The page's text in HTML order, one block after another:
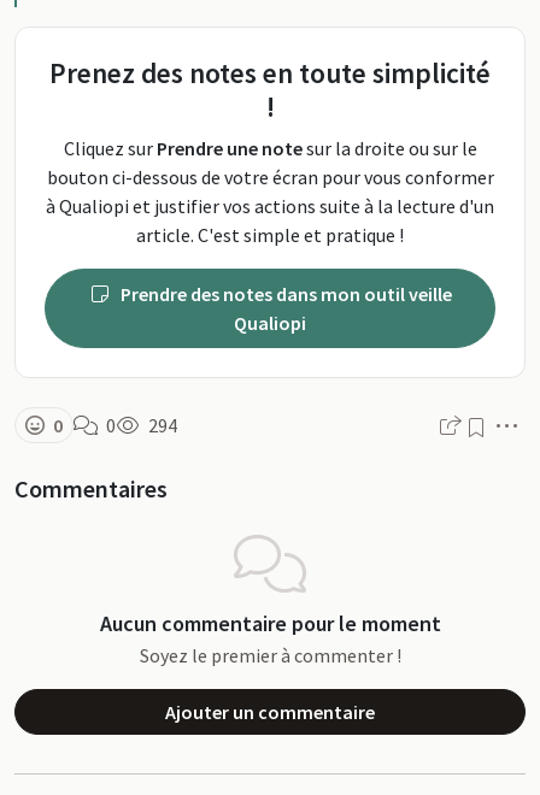
Prenez des notes en toute simplicité
!
Cliquez sur Prendre une notesur la droite ou sur le
bouton ci-dessous de votre écran pour vous conformer
à Qualiopi et justifier vos actions suite à la lecture d'un
article. C'est simple et pratique !
Qualiopi
0 0 294
Commentaires
Aucun commentaire pour le moment
Soyez le premier à commenter !
Ajouter un commentaire